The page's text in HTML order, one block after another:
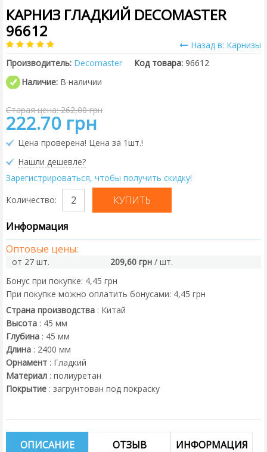
КАРНИЗ ГЛАДКИЙ DECOMASTER
96612
Назад в: Карнизы
Производитель: Decomaster Код товара: 96612
Наличие: В наличии
Старая цена: 262,00 грн
222.70 грн
Цена проверена! Цена за 1шт.!
Нашли дешевле?
Зарегистрироваться, чтобы получить скидку!
Количество:
Информация
Оптовые цены:
от 27 шт. 209,60 грн / шт.
Бонус при покупке: 4,45 грн
При покупке можно оплатить бонусами: 4,45 грн
Страна производства : Китай
Высота : 45 мм
Глубина : 45 мм
Длина : 2400 мм
Орнамент : Гладкий
Материал : полиуретан
Покрытие : загрунтован под покраску
ОПИСАНИЕ ОТЗЫВ ИНФОРМАЦИЯ